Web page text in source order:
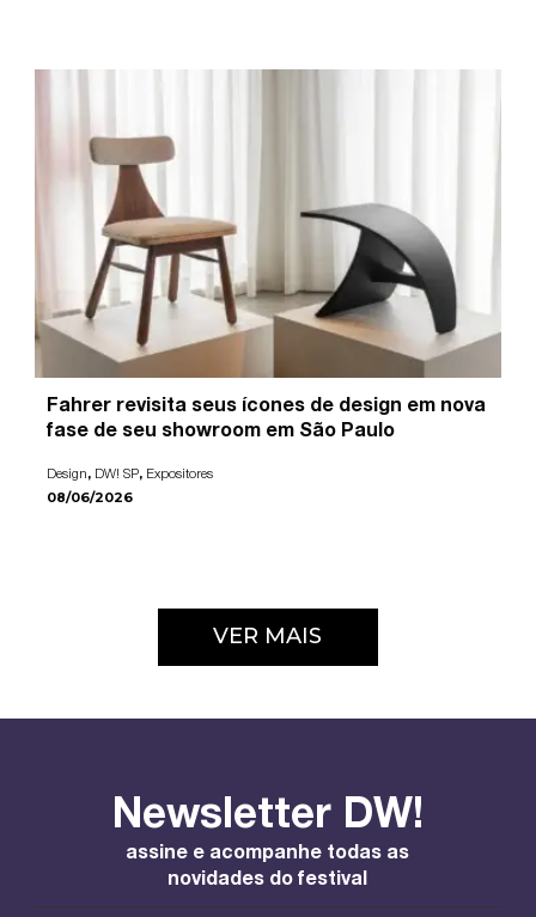
Fahrer revisita seus ícones de design em nova
fase de seu showroom em São Paulo
Design, DW! SP, Expositores
08/06/2026
VER MAIS
Newsletter DW!
assine e acompanhe todas as
novidades do festival